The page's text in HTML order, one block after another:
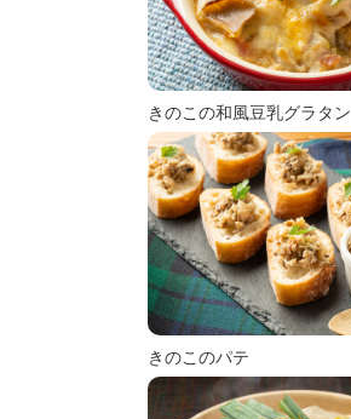
きのこの和風豆乳グラタン
きのこのパテ